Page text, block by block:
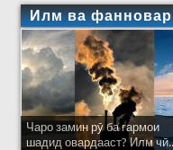
Илм ва
Чаро замин рӯ ба гармои
шадид овардааст? Илм